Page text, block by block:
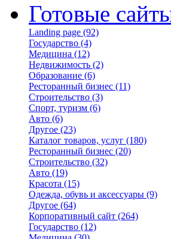
Готовые
Landing page (92)
Государство (4)
Медицина (12)
Недвижимость (2)
Образование (6)
Ресторанный бизнес (11)
Строительство (3)
Спорт, туризм (6)
Авто (6)
Другое (23)
Каталог товаров, услуг (180)
Ресторанный бизнес (20)
Строительство (32)
Авто (19)
Красота (15)
Одежда, обувь и аксессуары (9)
Другое (64)
Корпоративный сайт (264)
Государство (12)